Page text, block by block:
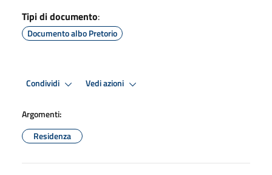
Tipi di documento:
Documento albo Pretorio
Condividi Vedi azioni
Argomenti:
Residenza